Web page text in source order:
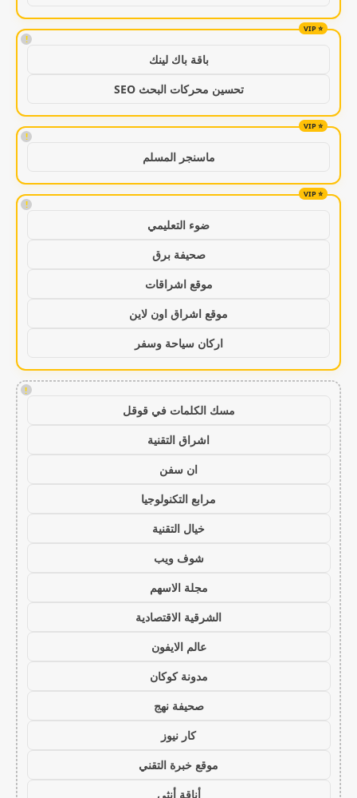
!
باقة باك لينك
تحسين محركات البحث SEO
!
ماسنجر المسلم
!
ضوء التعليمي
صحيفة برق
موقع اشراقات
موقع اشراق اون لاين
اركان سياحة وسفر
!
مسك الكلمات في قوقل
اشراق التقنية
ان سفن
مرابع التكنولوجيا
خيال التقنية
شوف ويب
مجلة الاسهم
الشرقية الاقتصادية
عالم الايفون
مدونة كوكان
صحيفة نهج
كار نيوز
موقع خبرة التقني
أناقة أنثى